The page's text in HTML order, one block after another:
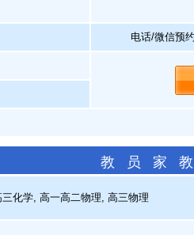
电话/微信预
教 员 家
化学, 高一高二物理, 高三物理